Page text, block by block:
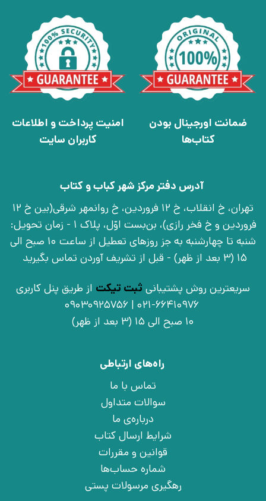
ضمانت اورجینال بودن
کتاب‌ها
امنیت پرداخت و اطلاعات
کاربران سایت
آدرس دفتر مرکز شهر کباب و کتاب
تهران، خ انقلاب، خ 12 فروردین، خ روانمهر شرقی(بین خ 12
فروردین و خ فخر رازی)، بن‌بست اوّل، پلاک 1 - زمان تحویل:
شنبه تا چهارشنبه به جز روزهای تعطیل از ساعت 10 صبح الی
15 (3 بعد از ظهر) - قبل از تشریف آوردن تماس بگیرید
سریعترین روش پشتیبانی ثبت تیکت از طریق پنل کاربری
021-66410976 | 09030925756
10 صبح الی 15 (3 بعد از ظهر)
راه‌های ارتباطی
تماس با ما
سوالات متداول
درباره‌ی ما
شرایط ارسال کتاب
قوانین و مقررات
شماره حساب‌ها
رهگیری مرسولات پستی